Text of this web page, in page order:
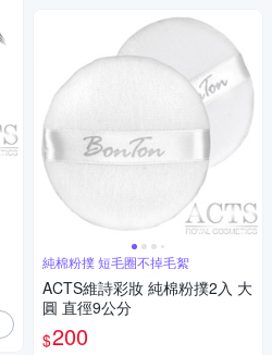
純棉粉撲 短毛圈不掉毛絮
ACTS維詩彩妝 純棉粉撲2入 大
圓 直徑9公分
$200